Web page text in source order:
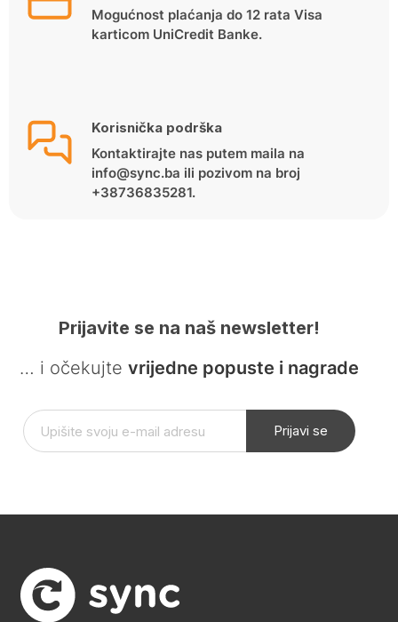
Mogućnost plaćanja do 12 rata Visa
karticom UniCredit Banke.
Korisnička podrška
Kontaktirajte nas putem maila na
info@sync.ba ili pozivom na broj
+38736835281.
Prijavite se na naš newsletter!
… i očekujte vrijedne popuste i nagrade
Prijavi se